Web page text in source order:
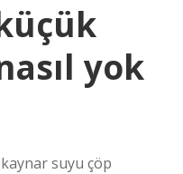
yok
suyu çöp